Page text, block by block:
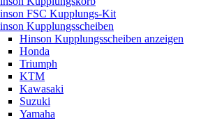
FSC Kupplungs-Kit
Kupplungsscheiben
Hinson Kupplungsscheiben anzeigen
Honda
Triumph
KTM
Kawasaki
Suzuki
Yamaha